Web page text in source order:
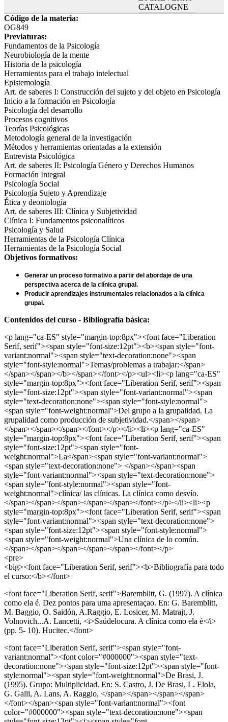
CATALOGNE
Código de la materia:
OG849
Previaturas:
Fundamentos de la Psicología
Neurobiología de la mente
Historia de la psicología
Herramientas para el trabajo intelectual
Epistemología
Art. de saberes I: Construcción del sujeto y del objeto en Psicología
Inicio a la formación en Psicología
Psicología del desarrollo
Procesos cognitivos
Teorías Psicológicas
Metodología general de la investigación
Métodos y herramientas orientadas a la extensión
Entrevista Psicológica
Art. de saberes II: Psicología Género y Derechos Humanos
Formación Integral
Psicología Social
Psicología Sujeto y Aprendizaje
Ética y deontología
Art. de saberes III: Clínica y Subjetividad
Clínica I: Fundamentos psiconalíticos
Psicología y Salud
Herramientas de la Psicología Clínica
Herramientas de la Psicología Social
Objetivos formativos:
Generar un proceso formativo a partir del abordaje de una
perspectiva acerca de la clínica grupal.
Producir aprendizajes instrumentales relacionados a la clínica
grupal.
Contenidos del curso - Bibliografía básica:
<p lang="ca-ES" style="margin-top:8px"><font face="Liberation
Serif, serif"><span style="font-size:12pt"><b><span style="font-
variant:normal"><span style="text-decoration:none"><span
style="font-style:normal">Temas/problemas a trabajar:</span>
</span></span></b></span></font></p><ul><li><p lang="ca-ES"
style="margin-top:8px"><font face="Liberation Serif, serif"><span
style="font-size:12pt"><span style="font-variant:normal"><span
style="text-decoration:none"><span style="font-style:normal">
<span style="font-weight:normal">Del grupo a la grupalidad. La
grupalidad como producción de subjetividad.</span></span>
</span></span></span></font></p></li><li><p lang="ca-ES"
style="margin-top:8px"><font face="Liberation Serif, serif"><span
style="font-size:12pt"><span style="font-
weight:normal">La</span><span style="font-variant:normal">
<span style="text-decoration:none"> </span></span><span
style="font-variant:normal"><span style="text-decoration:none">
<span style="font-style:normal"><span style="font-
weight:normal">clínica/ las clínicas. La clínica como desvío.
</span></span></span></span></span></font></p></li><li><p
style="margin-top:8px"><font face="Liberation Serif, serif"><span
style="font-variant:normal"><span style="text-decoration:none">
<span style="font-size:12pt"><span style="font-style:normal">
<span style="font-weight:normal">Una clínica de lo común.
</span></span></span></span></span></font></p>
<pre>
<big><font face="Liberation Serif, serif"><b>Bibliografía para todo
el curso:</b></font>
<font face="Liberation Serif, serif">Baremblitt, G. (1997). A clínica
como ela é. Dez pontos para uma apresentaçao. En: G. Baremblitt,
M. Baggio, O. Saidón, A.Raggio, E. Losicer, M. Matrajt, J.
Volnovich...A. Lancetti, <i>Saúdelocura. A clínica como ela é</i>
(pp. 5- 10). Hucitec.</font>
<font face="Liberation Serif, serif"><span style="font-
variant:normal"><font color="#000000"><span style="text-
decoration:none"><span style="font-size:12pt"><span style="font-
style:normal"><span style="font-weight:normal">De Brasi, J.
(1995). Grupo: Multiplicidad. En: S. Castro, J. De Brasi, L. Elola,
G. Galli, A. Lans, A. Raggio, </span></span></span></span>
</font></span><span style="font-variant:normal"><font
color="#000000"><span style="text-decoration:none"><span